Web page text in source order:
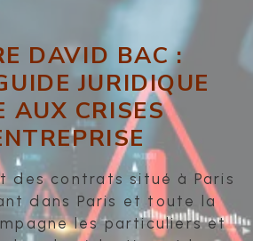
DAVID BAC :
JURIDIQUE
AUX CRISES
des contrats situé à Paris
dans Paris et toute la
les particuliers et